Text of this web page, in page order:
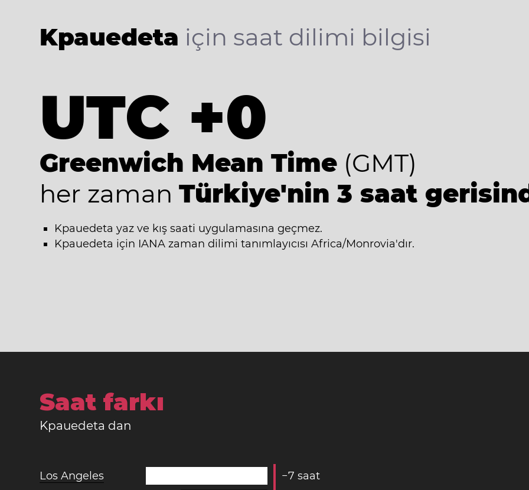
Kpauedeta için saat dilimi bilgisi
UTC +0
Greenwich Mean Time (GMT)
her zaman Türkiye'nin 3 saat
Kpauedeta yaz ve kış saati uygulamasına geçmez.
Kpauedeta için IANA zaman dilimi tanımlayıcısı Africa/Monrovia'dır.
Saat farkı
Kpauedeta dan
Los Angeles −7 saat